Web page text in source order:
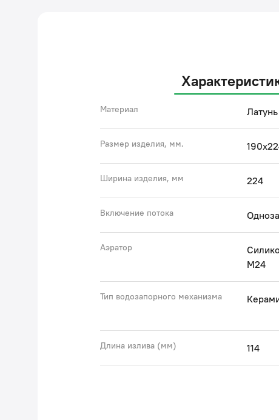
Материал
Размер изделия, мм.
Ширина изделия, мм 224
Включение потока
Аэратор
M24
Тип водозапорного механизма
Длина излива (мм) 114